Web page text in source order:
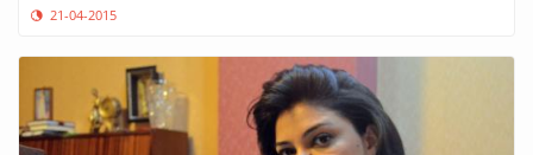
21-04-2015